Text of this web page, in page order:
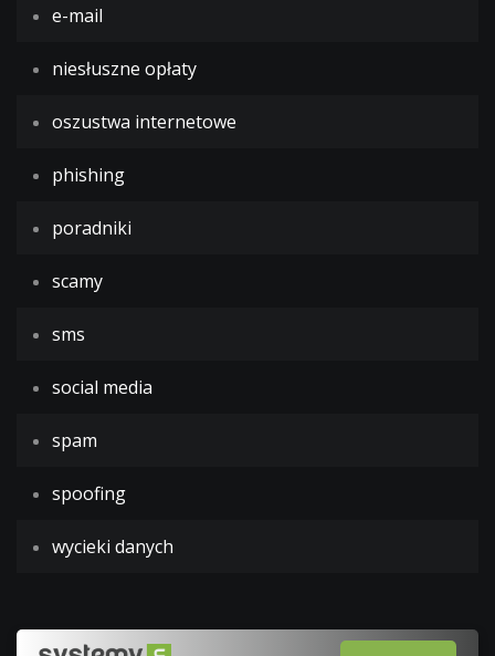
e-mail
niesłuszne opłaty
oszustwa internetowe
phishing
poradniki
scamy
sms
social media
spam
spoofing
wycieki danych